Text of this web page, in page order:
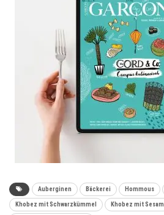
Auberginen Bäckerei Hommous
Khobez mit Schwarzkümmel Khobez mit Sesam